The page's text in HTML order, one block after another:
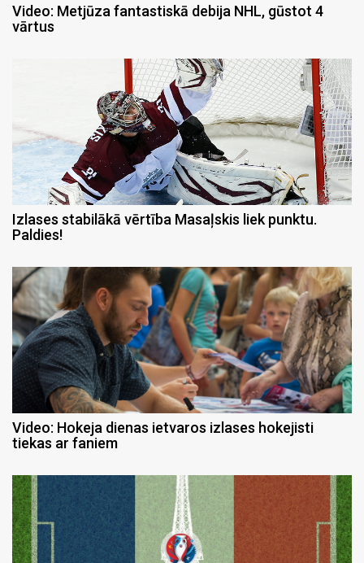
Video: Metjūza fantastiskā debija NHL, gūstot 4
vārtus
Izlases stabilākā vērtība Masaļskis liek punktu.
Paldies!
Video: Hokeja dienas ietvaros izlases hokejisti
tiekas ar faniem